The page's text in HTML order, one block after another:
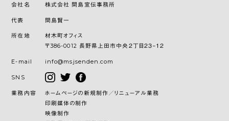
会社名 株式会社 間島宣伝事務所
代表 間島賢一
所在地
材木町オフィス
〒386-0012 長野県上田市中央２丁目２３−１２
E-mail info@msjsenden.com
SNS
業務内容
ホームページの新規制作／リニューアル業務
印刷媒体の制作
映像制作